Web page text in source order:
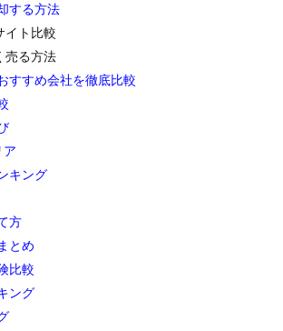
する方法
イト比較
売る方法
すすめ会社を徹底比較
ア
キング
方
とめ
比較
ング